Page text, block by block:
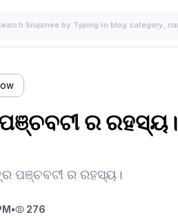
ର ରହସ୍ୟ।
ପଞ୍ଚବଟୀ ର ରହସ୍ୟ।
• 276